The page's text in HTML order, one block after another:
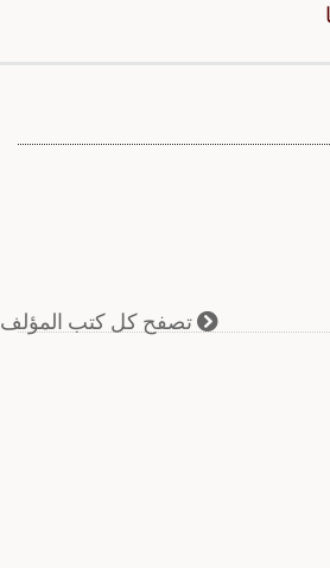
تصفح كل كتب المؤلف